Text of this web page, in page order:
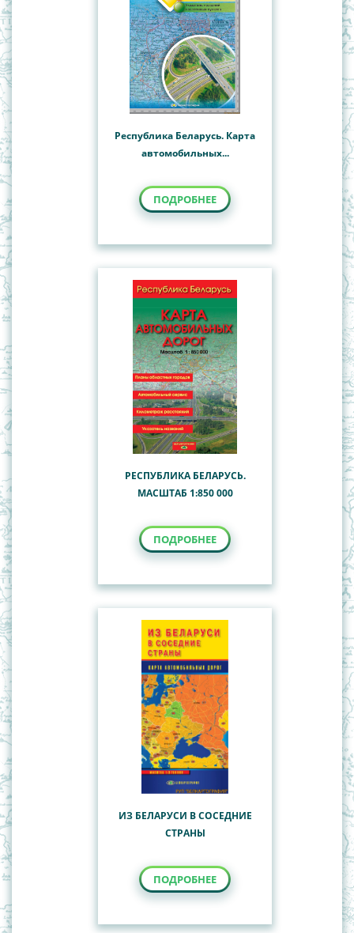
Республика Беларусь. Карта
автомобильных...
ПОДРОБНЕЕ
РЕСПУБЛИКА БЕЛАРУСЬ.
МАСШТАБ 1:850 000
ПОДРОБНЕЕ
ИЗ БЕЛАРУСИ В СОСЕДНИЕ
СТРАНЫ
ПОДРОБНЕЕ